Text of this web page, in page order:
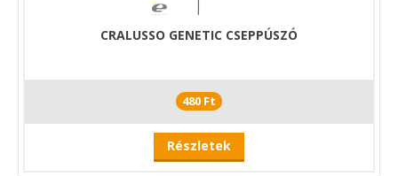
CRALUSSO GENETIC CSEPPÚSZÓ
480 Ft
Részletek